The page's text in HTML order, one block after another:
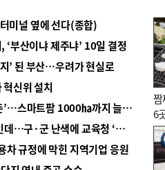
미널 옆에 선다(종합)
부산이냐 제주냐’ 10일 결정
’ 된 부산…우려가 현실로
신위 설치
■ 경남 농정 비전 ‘잘 사는 농촌’…스마트팜 1000㏊까지 늘린다
■ 교육혁신선도지 공모 코앞인데…구·군 난색에 교육청 ‘쩔쩔’
규정에 막힌 지역기업 응원
짬
6